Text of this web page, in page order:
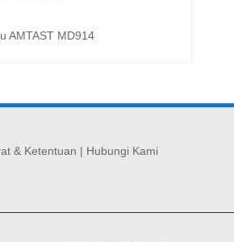
selengkapnya
AMTAST MD914
& Ketentuan | Hubungi Kami